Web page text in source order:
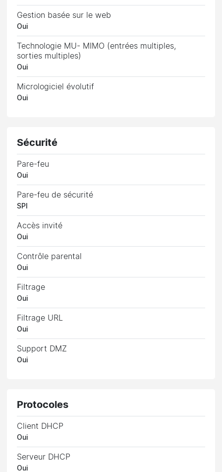
Gestion basée sur le web
Oui
Technologie MU- MIMO (entrées multiples,
sorties multiples)
Oui
Micrologiciel évolutif
Oui
Sécurité
Pare-feu
Oui
Pare-feu de sécurité
SPI
Accès invité
Oui
Contrôle parental
Oui
Filtrage
Oui
Filtrage URL
Oui
Support DMZ
Oui
Protocoles
Client DHCP
Oui
Serveur DHCP
Oui